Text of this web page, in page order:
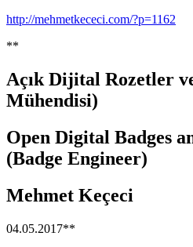
http://mehmetkececi.com/?p=1162
**
Açık Dijital Rozetler
Mühendisi)
Open Digital Badges
(Badge Engineer)
Mehmet Keçeci
04.05.2017**